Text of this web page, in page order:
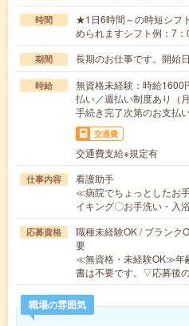
時間
★1日6時間～の時短シフ
められますシフト例：7
期間 長期のお仕事です。開
時給
無資格未経験：時給
払い／週払い制度あり（
手続き完了次第のお支払
交通費
交通費支給※規定有
仕事内容
看護助手
≪病院でちょっとしたお
イキング〇お手洗い・入
応募資格
職種未経験OK / ブランク
要
≪無資格・未経験OK≫
書は不要です。▽応募後
職場の雰囲気